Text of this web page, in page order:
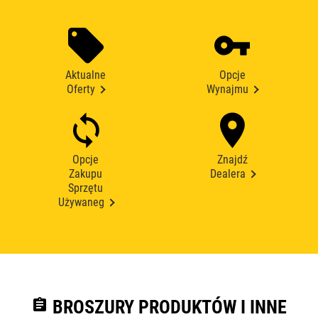
Aktualne
Oferty
Opcje
Wynajmu
Opcje
Zakupu
Sprzętu
Używaneg
Znajdź
Dealera
assignment BROSZURY PRODUKTÓW I INNE